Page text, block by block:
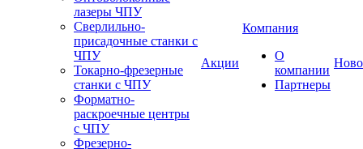
лазеры ЧПУ
Сверлильно-
присадочные станки с
ЧПУ
Токарно-фрезерные
станки с ЧПУ
Форматно-
раскроечные центры
с ЧПУ
Фрезерно-
Акции
Компания
О
компании
Партнеры